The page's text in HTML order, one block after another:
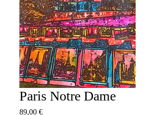
Paris Notre Dame
89,00 €Prix